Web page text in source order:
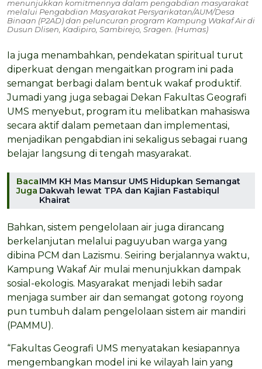
menunjukkan komitmennya dalam pengabdian masyarakat
melalui Pengabdian Masyarakat Persyarikatan/AUM/Desa
Binaan (P2AD) dan peluncuran program Kampung Wakaf Air di
Dusun Dlisen, Kadipiro, Sambirejo, Sragen. (Humas)
Ia juga menambahkan, pendekatan spiritual turut
diperkuat dengan mengaitkan program ini pada
semangat berbagi dalam bentuk wakaf produktif.
Jumadi yang juga sebagai Dekan Fakultas Geografi
UMS menyebut, program itu melibatkan mahasiswa
secara aktif dalam pemetaan dan implementasi,
menjadikan pengabdian ini sekaligus sebagai ruang
belajar langsung di tengah masyarakat.
Baca
Juga
IMM KH Mas Mansur UMS Hidupkan Semangat
Dakwah lewat TPA dan Kajian Fastabiqul
Khairat
Bahkan, sistem pengelolaan air juga dirancang
berkelanjutan melalui paguyuban warga yang
dibina PCM dan Lazismu. Seiring berjalannya waktu,
Kampung Wakaf Air mulai menunjukkan dampak
sosial-ekologis. Masyarakat menjadi lebih sadar
menjaga sumber air dan semangat gotong royong
pun tumbuh dalam pengelolaan sistem air mandiri
(PAMMU).
“Fakultas Geografi UMS menyatakan kesiapannya
mengembangkan model ini ke wilayah lain yang